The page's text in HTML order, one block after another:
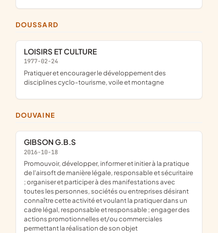
DOUSSARD
LOISIRS ET CULTURE
1977-02-24
pratiquer et encourager le développement des
disciplines cyclo-tourisme, voile et montagne
DOUVAINE
GIBSON G.B.S
2016-10-18
promouvoir, développer, informer et initier à la pratique
de l'airsoft de manière légale, responsable et sécuritaire
; organiser et participer à des manifestations avec
toutes les personnes, sociétés ou entreprises désirant
connaître cette activité et voulant la pratiquer dans un
cadre légal, responsable et responsable ; engager des
actions promotionnelles et/ou commerciales
permettant la réalisation de son objet